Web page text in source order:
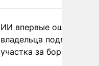
ИИ впервые
владельца
участка за борщевик